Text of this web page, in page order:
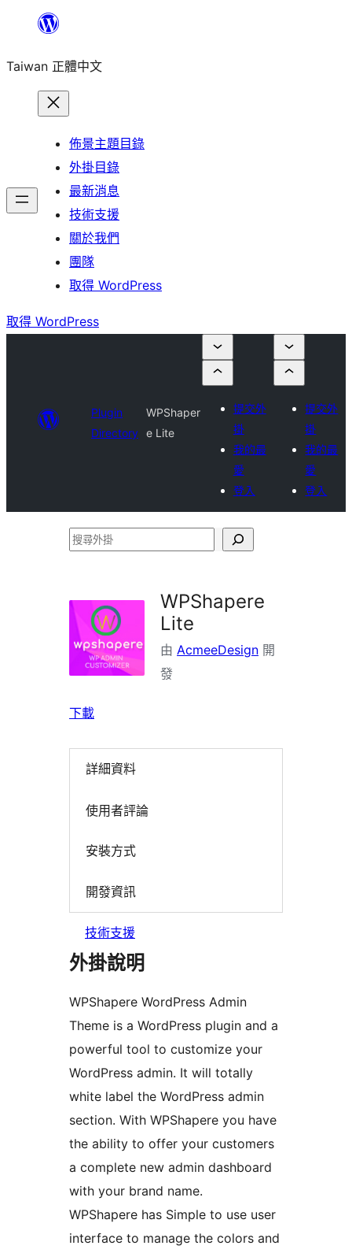
主
Taiwan 正體中文
佈景主題目錄
外掛目錄
最新消息
技術支援
關於我們
團隊
取得 WordPress
取得 WordPress
Plugin
Directory
WPShaper
e Lite
提交外
掛
我的最
愛
登入
提交外
掛
我的最
愛
登入
搜
掛
WPShapere
Lite
由 AcmeeDesign 開
發
下載
詳細資料
使用者評論
安裝方式
開發資訊
技術支援
外掛說明
WPShapere WordPress Admin
Theme is a WordPress plugin and a
powerful tool to customize your
WordPress admin. It will totally
white label the WordPress admin
section. With WPShapere you have
the ability to offer your customers
a complete new admin dashboard
with your brand name.
WPShapere has Simple to use user
interface to manage the colors and